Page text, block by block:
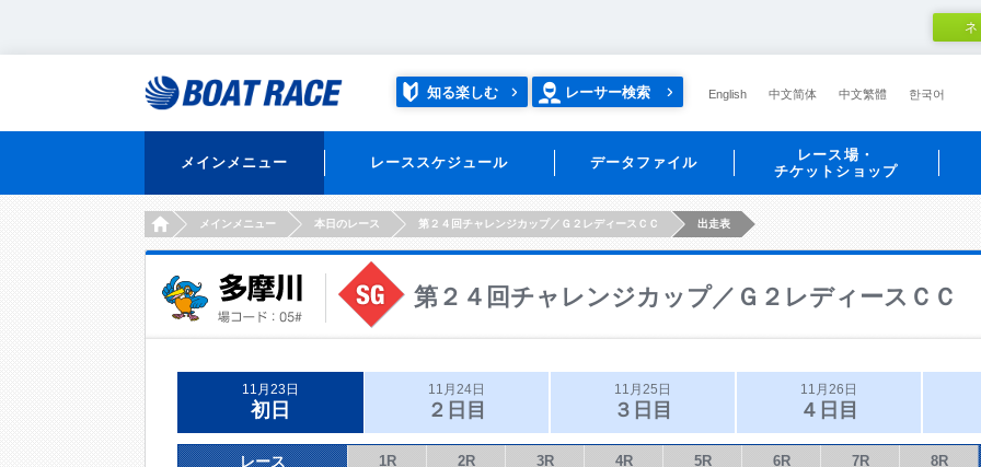
知る楽しむ レーサー検索 English 中文简体 中文繁體 한국어
メインメニュー レーススケジュール データファイル
レース場・
チケットショップ
HOMEメインメニュー 本日のレース 第２４回チャレンジカップ／Ｇ２レディースＣＣ 出走表
第２４回チャレンジカップ／Ｇ２レディースＣＣ
11月23日
初日
11月24日
２日目
11月25日
３日目
11月26日
４日目
レース 1R 2R 3R 4R 5R 6R 7R 8R